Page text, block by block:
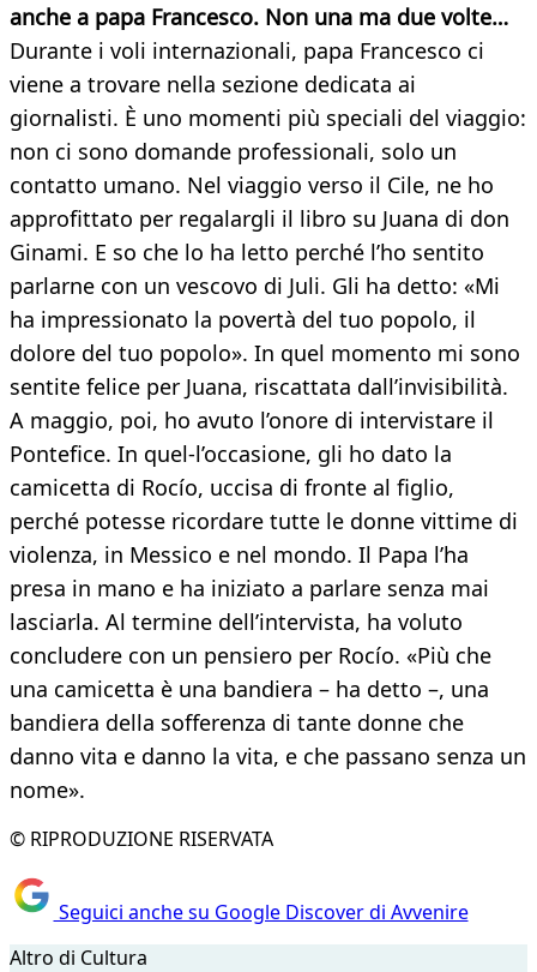
anche a papa Francesco. Non una ma due volte…
Durante i voli internazionali, papa Francesco ci
viene a trovare nella sezione dedicata ai
giornalisti. È uno momenti più speciali del viaggio:
non ci sono domande professionali, solo un
contatto umano. Nel viaggio verso il Cile, ne ho
approfittato per regalargli il libro su Juana di don
Ginami. E so che lo ha letto perché l’ho sentito
parlarne con un vescovo di Juli. Gli ha detto: «Mi
ha impressionato la povertà del tuo popolo, il
dolore del tuo popolo». In quel momento mi sono
sentite felice per Juana, riscattata dall’invisibilità.
A maggio, poi, ho avuto l’onore di intervistare il
Pontefice. In quel-l’occasione, gli ho dato la
camicetta di Rocío, uccisa di fronte al figlio,
perché potesse ricordare tutte le donne vittime di
violenza, in Messico e nel mondo. Il Papa l’ha
presa in mano e ha iniziato a parlare senza mai
lasciarla. Al termine dell’intervista, ha voluto
concludere con un pensiero per Rocío. «Più che
una camicetta è una bandiera – ha detto –, una
bandiera della sofferenza di tante donne che
danno vita e danno la vita, e che passano senza un
nome».
© RIPRODUZIONE RISERVATA
Seguici anche su Google Discover di Avvenire
Altro di Cultura